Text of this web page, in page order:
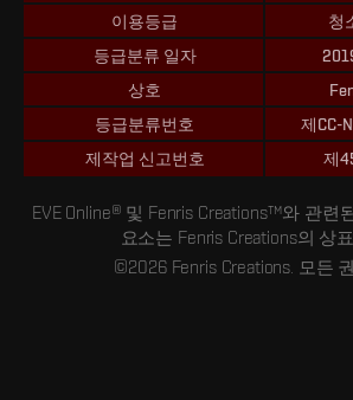
이용등급
청
등급분류 일자
상호
등급분류번호
제CC-
제작업 신고번호
제
EVE Online® 및 Fenris Creations™와 관련
요소는 Fenris Creations의 상
©2026 Fenris Creations. 모든